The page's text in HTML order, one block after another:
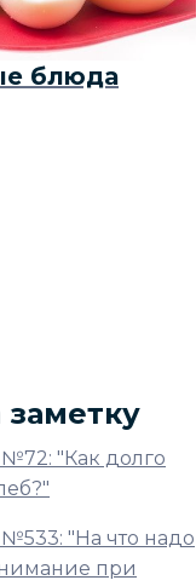
блюда
"Как долго
"На что надо
при